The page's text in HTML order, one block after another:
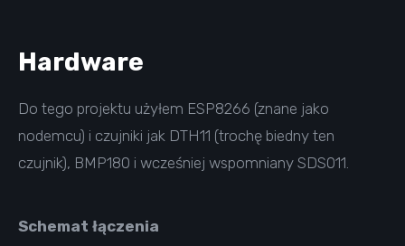
Hardware
Do tego projektu użyłem ESP8266 (znane jako
nodemcu) i czujniki jak DTH11 (trochę biedny ten
czujnik), BMP180 i wcześniej wspomniany SDS011.
Schemat łączenia